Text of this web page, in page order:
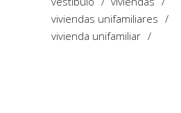
viviendas unifamiliares
vivienda unifamiliar